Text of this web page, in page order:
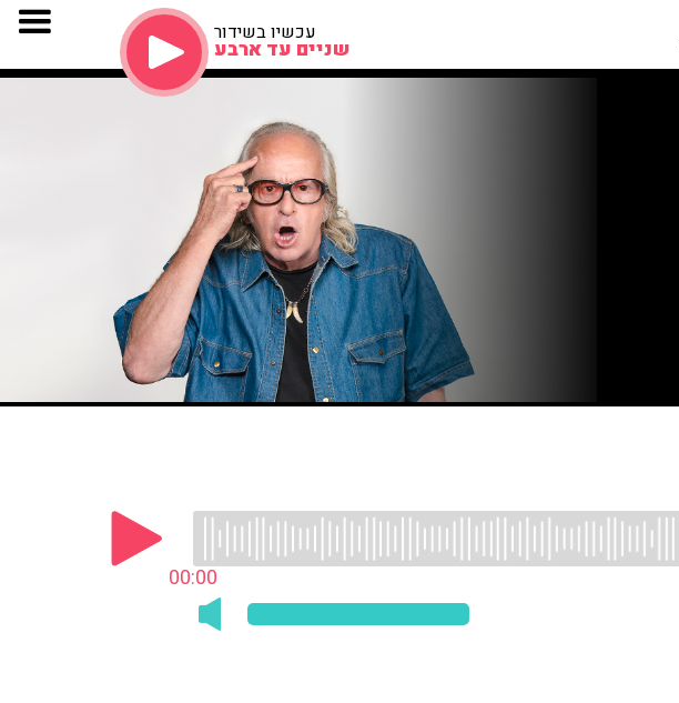
עכשיו בשידור
שניים עד ארבע
00:00